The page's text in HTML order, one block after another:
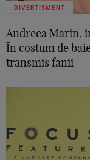
DIVERTISMENT
Andreea Marin,
În costum de
transmis fanii